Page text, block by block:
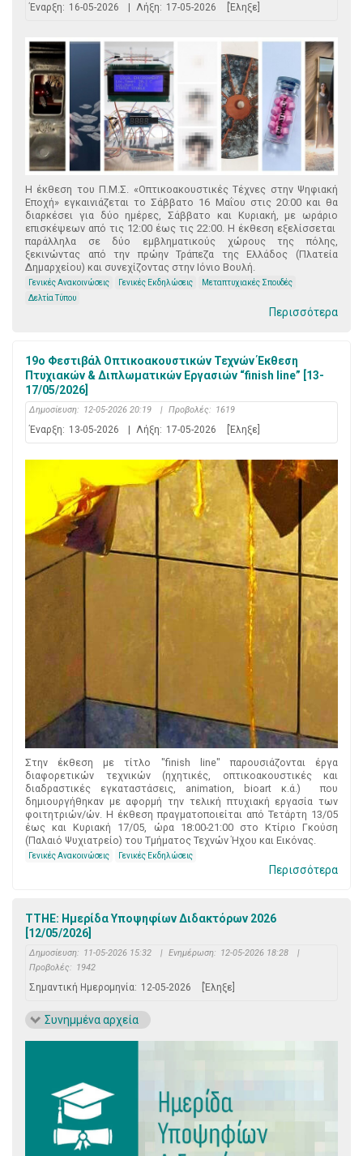
Έναρξη: 16-05-2026 | Λήξη: 17-05-2026 [Έληξε]
Η έκθεση του Π.Μ.Σ. «Οπτικοακουστικές Τέχνες στην Ψηφιακή
Εποχή» εγκαινιάζεται το Σάββατο 16 Μαΐου στις 20:00 και θα
διαρκέσει για δύο ημέρες, Σάββατο και Κυριακή, με ωράριο
επισκέψεων από τις 12:00 έως τις 22:00. Η έκθεση εξελίσσεται
παράλληλα σε δύο εμβληματικούς χώρους της πόλης,
ξεκινώντας από την πρώην Τράπεζα της Ελλάδος (Πλατεία
Δημαρχείου) και συνεχίζοντας στην Ιόνιο Βουλή.
Γενικές Ανακοινώσεις Γενικές Εκδηλώσεις
Μεταπτυχιακές Σπουδές
Δελτία Τύπου
Περισσότερα
19ο Φεστιβάλ Οπτικοακουστικών Τεχνών Έκθεση
Πτυχιακών & Διπλωματικών Εργασιών “finish line” [13-
17/05/2026]
Δημοσίευση: 12-05-2026 20:19 | Προβολές: 1619
Έναρξη: 13-05-2026 Λήξη: 17-05-2026 [Έληξε]
Στην έκθεση με τίτλο "finish line" παρουσιάζονται έργα
διαφορετικών τεχνικών (ηχητικές, οπτικοακουστικές και
διαδραστικές εγκαταστάσεις, animation, bioart κ.ά.) που
δημιουργήθηκαν με αφορμή την τελική πτυχιακή εργασία των
φοιτητριών/ών. Η έκθεση πραγματοποιείται από Τετάρτη 13/05
έως και Κυριακή 17/05, ώρα 18:00-21:00 στο Κτίριο Γκούση
(Παλαιό Ψυχιατρείο) του Τμήματος Τεχνών Ήχου και Εικόνας.
Γενικές Ανακοινώσεις Γενικές Εκδηλώσεις
Περισσότερα
ΤΤΗΕ: Ημερίδα Υποψηφίων Διδακτόρων 2026
[12/05/2026]
Δημοσίευση: 11-05-2026 15:32 | Ενημέρωση: 12-05-2026 18:28
|
Προβολές: 1942
Σημαντική Ημερομηνία: 12-05-2026 [Έληξε]
Συνημμένα αρχεία